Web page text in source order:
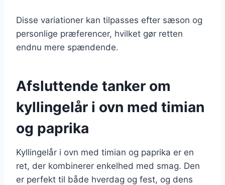
Disse variationer kan tilpasses efter sæson og
personlige præferencer, hvilket gør retten
endnu mere spændende.
Afsluttende tanker om
kyllingelår i ovn med timian
og paprika
Kyllingelår i ovn med timian og paprika er en
ret, der kombinerer enkelhed med smag. Den
er perfekt til både hverdag og fest, og dens